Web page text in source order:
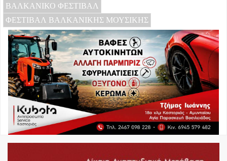
ΒΑΛΚΑΝΙΚΟ ΦΕΣΤΙΒΑΛ
ΦΕΣΤΙΒΑΛ ΒΑΛΚΑΝΙΚΗΣ ΜΟΥΣΙΚΗΣ